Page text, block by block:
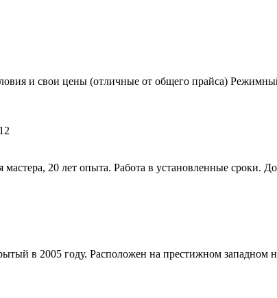
и свои цены (отличные от общего прайса)
20 лет опыта. Работа в установленные сроки.
в 2005 году. Расположен на престижном